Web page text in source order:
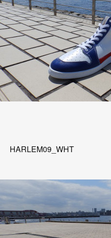
HARLEM09_WHT